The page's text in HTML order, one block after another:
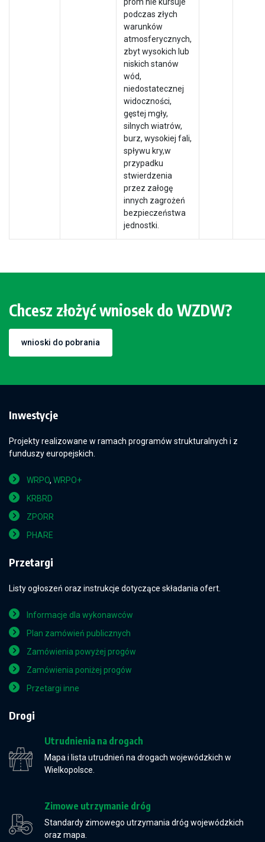
podczas złych
warunków
atmosferycznych,
zbyt wysokich lub
niskich stanów
wód,
niedostatecznej
widoczności,
gęstej mgły,
silnych wiatrów,
burz, wysokiej fali,
spływu kry,w
przypadku
stwierdzenia
przez załogę
innych zagrożeń
bezpieczeństwa
jednostki.
Chcesz złożyć wniosek do WZDW?
wnioski do pobrania
Inwestycje
Projekty realizowane w ramach programów strukturalnych i z
funduszy europejskich.
WRPO, WRPO+
KRBRD
ZPORR
PHARE
Przetargi
Listy ogłoszeń oraz instrukcje dotyczące składania ofert.
Informacje dla wykonawców
Plan zamówień publicznych
Zamówienia powyżej progów
Zamówienia poniżej progów
Przetargi inne
Drogi
Utrudnienia na drogach
Mapa i lista utrudnień na drogach wojewódzkich w
Wielkopolsce.
Zimowe utrzymanie dróg
Standardy zimowego utrzymania dróg wojewódzkich
oraz mapa.